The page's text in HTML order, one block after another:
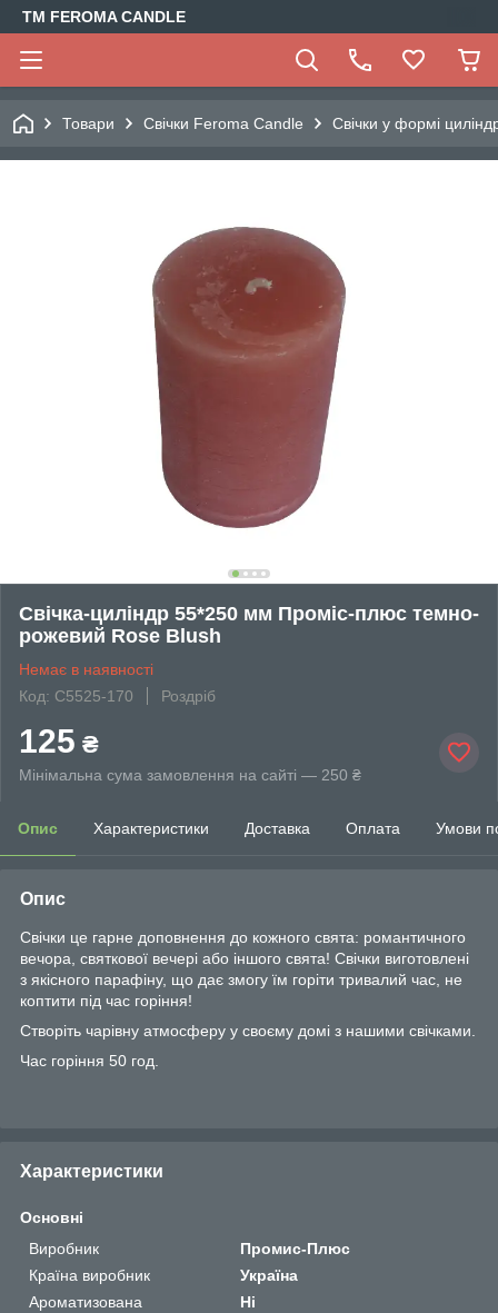
TM FEROMA CANDLE
Товари Свічки Feroma Candle Свічки у формі
Свічка-циліндр 55*250 мм Проміс-плюс темно-
рожевий Rose Blush
Немає в наявності
Код: С5525-170
Роздріб
125 ₴
Мінімальна сума замовлення на сайті — 250 ₴
Опис Характеристики Доставка Оплата Умови
Опис
Свічки це гарне доповнення до кожного свята: романтичного
вечора, святкової вечері або іншого свята! Свічки виготовлені
з якісного парафіну, що дає змогу їм горіти тривалий час, не
коптити під час горіння!
Створіть чарівну атмосферу у своєму домі з нашими свічками.
Час горіння 50 год.
Характеристики
Основні
Виробник
Промис-Плюс
Країна виробник
Україна
Ароматизована
Ні